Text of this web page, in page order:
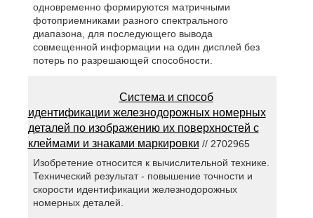
одновременно формируются матричными
фотоприемниками разного спектрального
диапазона, для последующего вывода
совмещенной информации на один дисплей без
потерь по разрешающей способности.
Система и способ
идентификации железнодорожных номерных
деталей по изображению их поверхностей с
клеймами и знаками маркировки // 2702965
Изобретение относится к вычислительной технике.
Технический результат - повышение точности и
скорости идентификации железнодорожных
номерных деталей.